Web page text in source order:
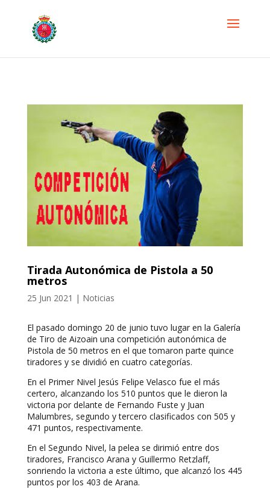
Tirada Autonómica de Pistola a 50
metros
25 Jun 2021 | Noticias
El pasado domingo 20 de junio tuvo lugar en la Galería
de Tiro de Aizoain una competición autonómica de
Pistola de 50 metros en el que tomaron parte quince
tiradores y se dividió en cuatro categorías.
En el Primer Nivel Jesús Felipe Velasco fue el más
certero, alcanzando los 510 puntos que le dieron la
victoria por delante de Fernando Fuste y Juan
Malumbres, segundo y tercero clasificados con 505 y
471 puntos, respectivamente.
En el Segundo Nivel, la pelea se dirimió entre dos
tiradores, Francisco Arana y Guillermo Retzlaff,
sonriendo la victoria a este último, que alcanzó los 445
puntos por los 403 de Arana.